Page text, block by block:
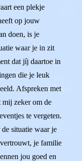
een plekje
op jouw
doen, is je
waar je in zit
dat jíj daartoe in
die je leuk
Afspreken met
zeker om de
te vergeten.
situatie waar je
je familie
jou goed en